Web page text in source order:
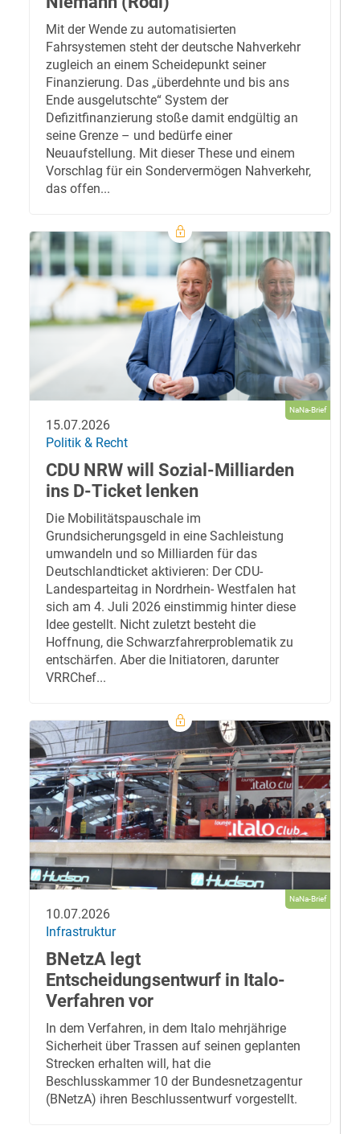
Mit der Wende zu automatisierten
Fahrsystemen steht der deutsche Nahverkehr
zugleich an einem Scheidepunkt seiner
Finanzierung. Das „überdehnte und bis ans
Ende ausgelutschte“ System der
Defizitfinanzierung stoße damit endgültig an
seine Grenze – und bedürfe einer
Neuaufstellung. Mit dieser These und einem
Vorschlag für ein Sondervermögen Nahverkehr,
das offen...
NaNa-Brief
15.07.2026
Politik & Recht
CDU NRW will Sozial-Milliarden
ins D-Ticket lenken
Die Mobilitätspauschale im
Grundsicherungsgeld in eine Sachleistung
umwandeln und so Milliarden für das
Deutschlandticket aktivieren: Der CDU-
Landesparteitag in Nordrhein- Westfalen hat
sich am 4. Juli 2026 einstimmig hinter diese
Idee gestellt. Nicht zuletzt besteht die
Hoffnung, die Schwarzfahrerproblematik zu
entschärfen. Aber die Initiatoren, darunter
VRRChef...
NaNa-Brief
10.07.2026
Infrastruktur
BNetzA legt
Entscheidungsentwurf in Italo-
Verfahren vor
In dem Verfahren, in dem Italo mehrjährige
Sicherheit über Trassen auf seinen geplanten
Strecken erhalten will, hat die
Beschlusskammer 10 der Bundesnetzagentur
(BNetzA) ihren Beschlussentwurf vorgestellt.